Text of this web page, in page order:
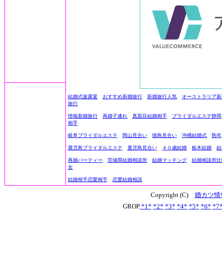
結婚式披露宴 おすすめ新婚旅行 新婚旅行人気
オーストラリア
旅行
情報新婚旅行 再婚子連れ 真面目結婚相手
ブライダルエステ静岡
相手
岐阜ブライダルエステ 岡山見合い 徳島見合い 沖縄結婚式 熟
鹿児島ブライダルエステ 鹿児島見合い ４０歳結婚 栃木結婚
再婚パーティー 茨城県結婚相談所 結婚マッチング
結婚相談所
女
結婚相手恋愛相手 恋愛結婚相談
Copyright (C) 婚カツ
GROP*1* *2* *3* *4* *5* *6*